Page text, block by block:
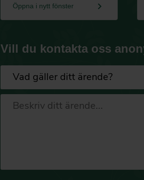
Öppna i nytt fönster keyboard_arrow_right
Vill du kontakta oss